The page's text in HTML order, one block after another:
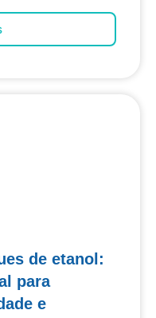
de etanol:
para
e